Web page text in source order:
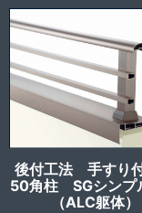
後付工法 手すり
50角柱 SGシンプ
（ALC躯体